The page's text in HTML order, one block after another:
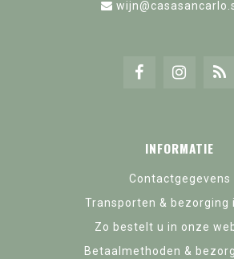
INFORMATIE
Contactgegevens
Transporten & bezorging
Zo bestelt u in onze
Betaalmethoden &